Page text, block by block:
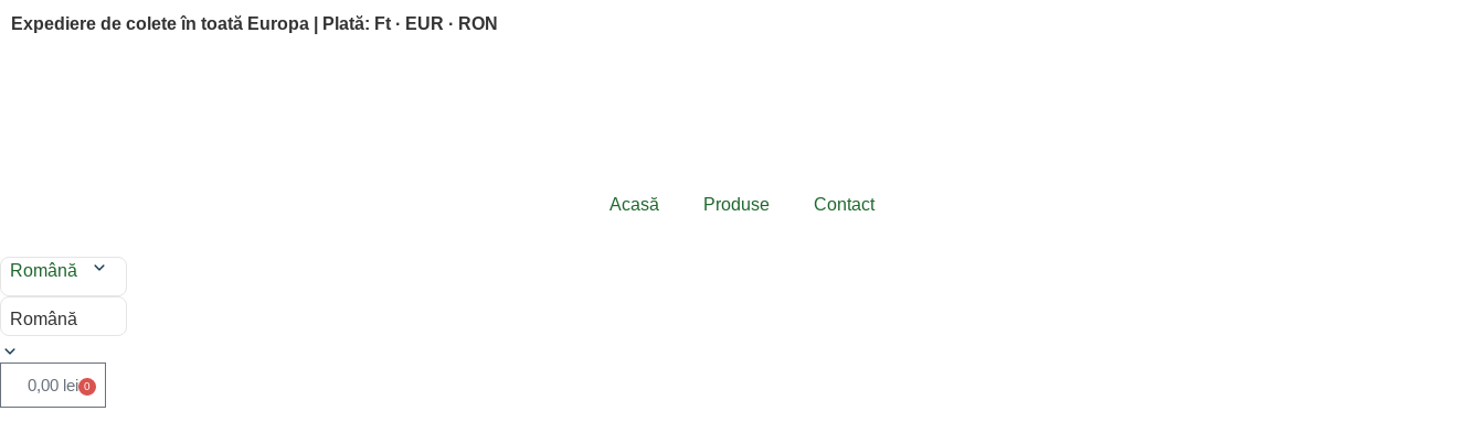
Expediere de colete în toată Europa | Plată: Ft · EUR · RON
Acasă Produse Contact
Română
Română
0,00 lei 0